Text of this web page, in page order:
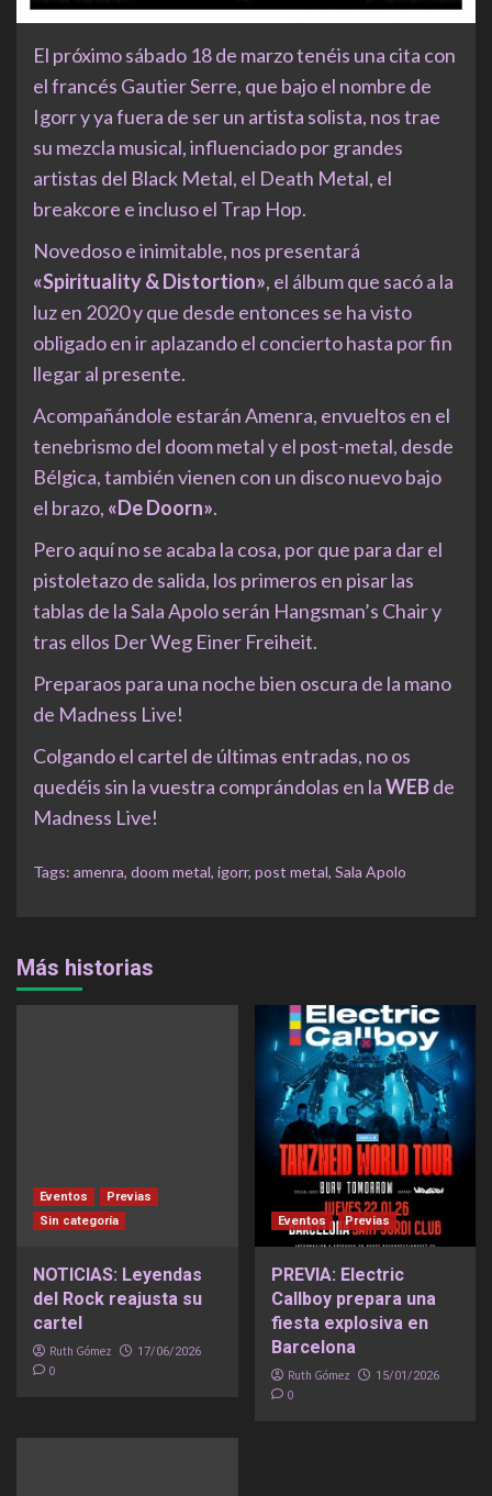
El próximo sábado 18 de marzo tenéis una cita con
el francés Gautier Serre, que bajo el nombre de
Igorr y ya fuera de ser un artista solista, nos trae
su mezcla musical, influenciado por grandes
artistas del Black Metal, el Death Metal, el
breakcore e incluso el Trap Hop.
Novedoso e inimitable, nos presentará
«Spirituality & Distortion», el álbum que sacó a la
luz en 2020 y que desde entonces se ha visto
obligado en ir aplazando el concierto hasta por fin
llegar al presente.
Acompañándole estarán Amenra, envueltos en el
tenebrismo del doom metal y el post-metal, desde
Bélgica, también vienen con un disco nuevo bajo
el brazo, «De Doorn».
Pero aquí no se acaba la cosa, por que para dar el
pistoletazo de salida, los primeros en pisar las
tablas de la Sala Apolo serán Hangsman’s Chair y
tras ellos Der Weg Einer Freiheit.
Preparaos para una noche bien oscura de la mano
de Madness Live!
Colgando el cartel de últimas entradas, no os
quedéis sin la vuestra comprándolas en laWEBde
Madness Live!
Tags: amenra, doom metal, igorr, post metal, Sala Apolo
Más historias
Eventos
Previas
Sin categoría
NOTICIAS: Leyendas
del Rock reajusta su
cartel
Ruth Gómez 17/06/2026
0
Eventos Previas
PREVIA: Electric
Callboy prepara una
fiesta explosiva en
Barcelona
Ruth Gómez 15/01/2026
0